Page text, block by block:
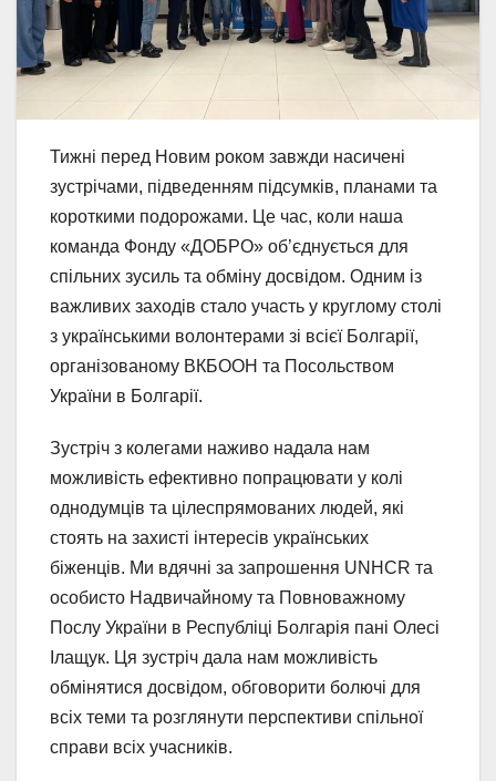
Тижні перед Новим роком завжди насичені
зустрічами, підведенням підсумків, планами та
короткими подорожами. Це час, коли наша
команда Фонду «ДОБРО» об’єднується для
спільних зусиль та обміну досвідом. Одним із
важливих заходів стало участь у круглому столі
з українськими волонтерами зі всієї Болгарії,
організованому ВКБООН та Посольством
України в Болгарії.
Зустріч з колегами наживо надала нам
можливість ефективно попрацювати у колі
однодумців та цілеспрямованих людей, які
стоять на захисті інтересів українських
біженців. Ми вдячні за запрошення UNHCR та
особисто Надвичайному та Повноважному
Послу України в Республіці Болгарія пані Олесі
Ілащук. Ця зустріч дала нам можливість
обмінятися досвідом, обговорити болючі для
всіх теми та розглянути перспективи спільної
справи всіх учасників.